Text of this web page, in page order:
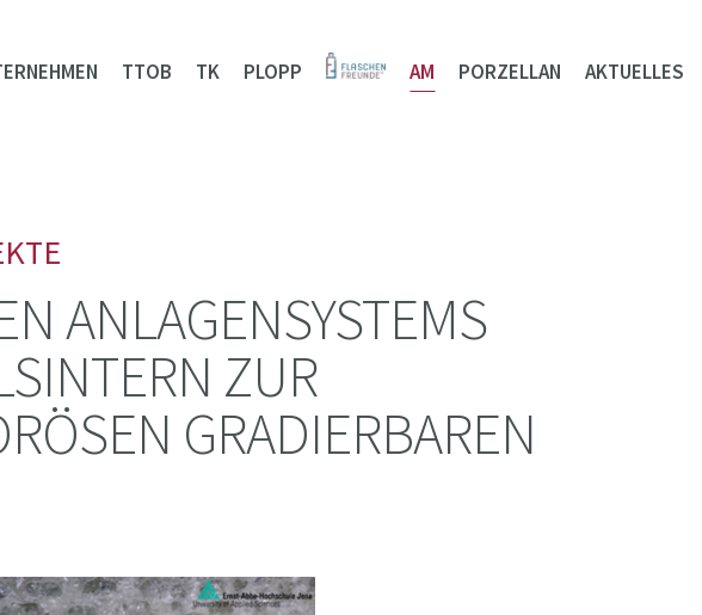
TTOB TK PLOPP AM PORZELLAN AKTUELLES
ANLAGENSYSTEMS
ZUR
GRADIERBAREN